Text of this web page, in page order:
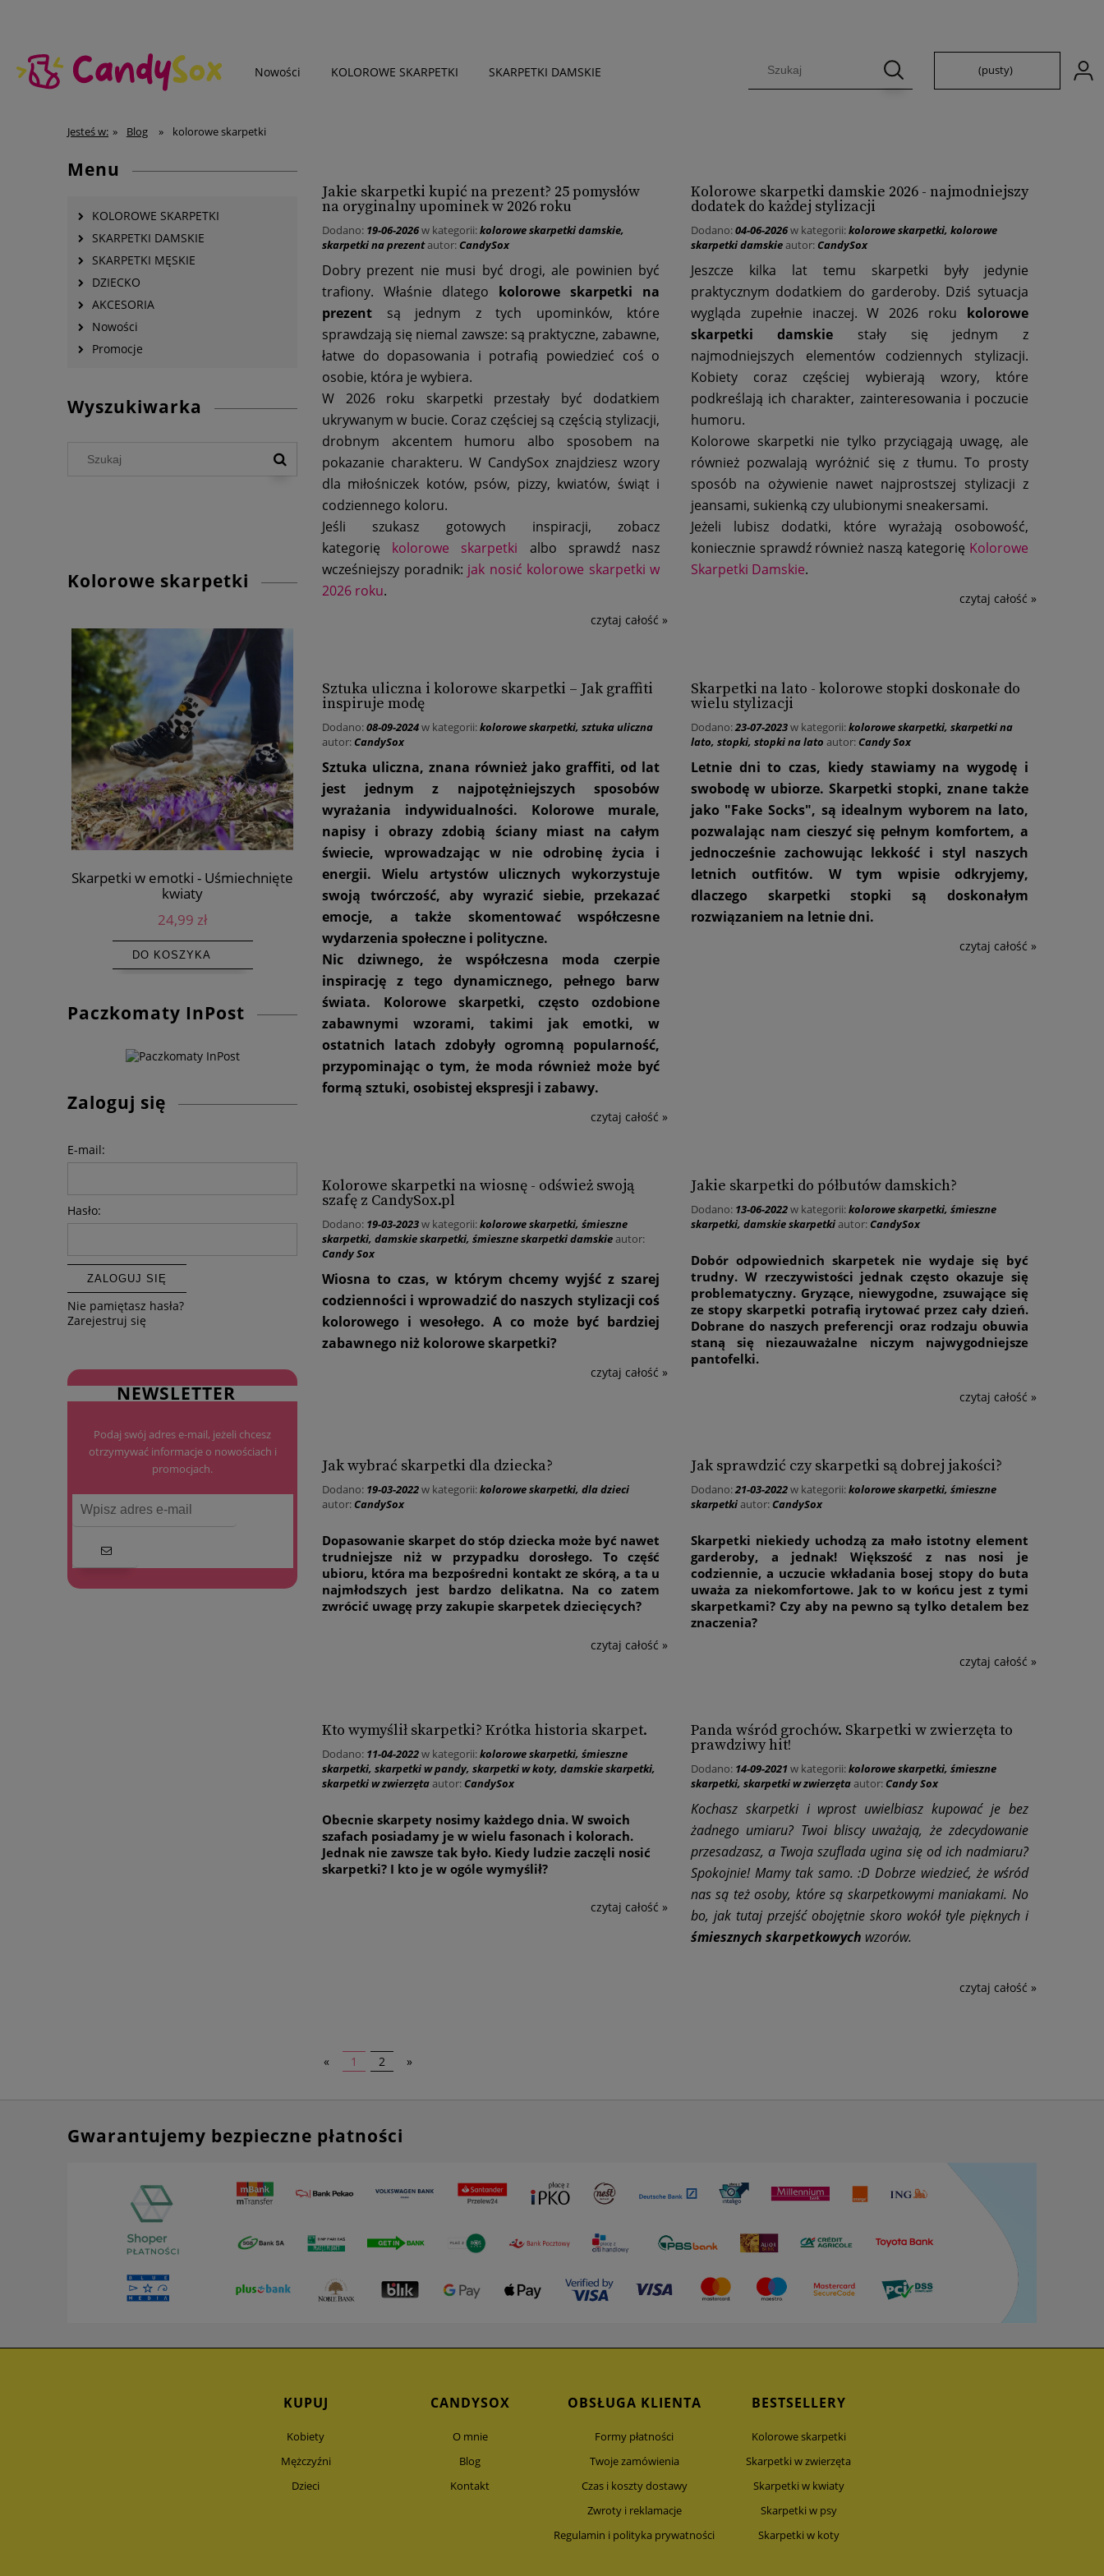
Nowości KOLOROWE SKARPETKI SKARPETKI DAMSKIE (pusty)
Jesteś w: » Blog » kolorowe skarpetki
Menu
KOLOROWE SKARPETKI
SKARPETKI DAMSKIE
SKARPETKI MĘSKIE
DZIECKO
AKCESORIA
Nowości
Promocje
Wyszukiwarka
Kolorowe skarpetki
Skarpetki w emotki - Uśmiechnięte
kwiaty
24,99 zł
DO KOSZYKA
Kolorowe skarpetki w paski CRUSH
24,99 zł
DO KOSZYKA
Śmieszne skarpetki - Skarpetki z
lodami i kawą
24,99 zł
DO KOSZYKA
Krótkie skarpetki męskie z wilkami
23,99 zł
Paczkomaty InPost
Zaloguj się
E-mail:
Hasło:
ZALOGUJ SIĘ
Nie pamiętasz hasła?
Zarejestruj się
NEWSLETTER
Podaj swój adres e-mail, jeżeli chcesz
otrzymywać informacje o nowościach i
promocjach.
Jakie skarpetki kupić na prezent? 25 pomysłów
na oryginalny upominek w 2026 roku
Dodano: 19-06-2026w kategorii:kolorowe skarpetki damskie,
skarpetki na prezentautor:CandySox
Dobry prezent nie musi być drogi, ale powinien być
trafiony. Właśnie dlatego kolorowe skarpetki na
prezent są jednym z tych upominków, które
sprawdzają się niemal zawsze: są praktyczne, zabawne,
łatwe do dopasowania i potrafią powiedzieć coś o
osobie, która je wybiera.
W 2026 roku skarpetki przestały być dodatkiem
ukrywanym w bucie. Coraz częściej są częścią stylizacji,
drobnym akcentem humoru albo sposobem na
pokazanie charakteru. W CandySox znajdziesz wzory
dla miłośniczek kotów, psów, pizzy, kwiatów, świąt i
codziennego koloru.
Jeśli szukasz gotowych inspiracji, zobacz
kategorię kolorowe skarpetki albo sprawdź nasz
wcześniejszy poradnik: jak nosić kolorowe skarpetki w
2026 roku.
czytaj całość »
Kolorowe skarpetki damskie 2026 - najmodniejszy
dodatek do każdej stylizacji
Dodano:04-06-2026w kategorii:kolorowe skarpetki, kolorowe
skarpetki damskieautor:CandySox
Jeszcze kilka lat temu skarpetki były jedynie
praktycznym dodatkiem do garderoby. Dziś sytuacja
wygląda zupełnie inaczej. W 2026 roku kolorowe
skarpetki damskie stały się jednym z
najmodniejszych elementów codziennych stylizacji.
Kobiety coraz częściej wybierają wzory, które
podkreślają ich charakter, zainteresowania i poczucie
humoru.
Kolorowe skarpetki nie tylko przyciągają uwagę, ale
również pozwalają wyróżnić się z tłumu. To prosty
sposób na ożywienie nawet najprostszej stylizacji z
jeansami, sukienką czy ulubionymi sneakersami.
Jeżeli lubisz dodatki, które wyrażają osobowość,
koniecznie sprawdź również naszą kategorię Kolorowe
Skarpetki Damskie.
czytaj całość »
Sztuka uliczna i kolorowe skarpetki – Jak graffiti
inspiruje modę
Dodano:08-09-2024w kategorii:kolorowe skarpetki, sztuka uliczna
autor:CandySox
Sztuka uliczna, znana również jako graffiti, od lat
jest jednym z najpotężniejszych sposobów
wyrażania indywidualności. Kolorowe murale,
napisy i obrazy zdobią ściany miast na całym
świecie, wprowadzając w nie odrobinę życia i
energii. Wielu artystów ulicznych wykorzystuje
swoją twórczość, aby wyrazić siebie, przekazać
emocje, a także skomentować współczesne
wydarzenia społeczne i polityczne.
Nic dziwnego, że współczesna moda czerpie
inspirację z tego dynamicznego, pełnego barw
świata. Kolorowe skarpetki, często ozdobione
zabawnymi wzorami, takimi jak emotki, w
ostatnich latach zdobyły ogromną popularność,
przypominając o tym, że moda również może być
formą sztuki, osobistej ekspresji i zabawy.
czytaj całość »
Skarpetki na lato - kolorowe stopki doskonałe do
wielu stylizacji
Dodano:23-07-2023w kategorii:kolorowe skarpetki, skarpetki na
lato, stopki, stopki na lato autor:Candy Sox
Letnie dni to czas, kiedy stawiamy na wygodę i
swobodę w ubiorze. Skarpetki stopki, znane także
jako "Fake Socks", są idealnym wyborem na lato,
pozwalając nam cieszyć się pełnym komfortem, a
jednocześnie zachowując lekkość i styl naszych
letnich outfitów. W tym wpisie odkryjemy,
dlaczego skarpetki stopki są doskonałym
rozwiązaniem na letnie dni.
czytaj całość »
Kolorowe skarpetki na wiosnę - odśwież swoją
szafę z CandySox.pl
Dodano: 19-03-2023w kategorii:kolorowe skarpetki, śmieszne
skarpetki, damskie skarpetki, śmieszne skarpetki damskieautor:
Candy Sox
Wiosna to czas, w którym chcemy wyjść z szarej
codzienności i wprowadzić do naszych stylizacji coś
kolorowego i wesołego. A co może być bardziej
zabawnego niż kolorowe skarpetki?
czytaj całość »
Jakie skarpetki do półbutów damskich?
Dodano: 13-06-2022w kategorii:kolorowe skarpetki, śmieszne
skarpetki, damskie skarpetkiautor:CandySox
Dobór odpowiednich skarpetek nie wydaje się być
trudny. W rzeczywistości jednak często okazuje się
problematyczny. Gryzące, niewygodne, zsuwające się
ze stopy skarpetki potrafią irytować przez cały dzień.
Dobrane do naszych preferencji oraz rodzaju obuwia
staną się niezauważalne niczym najwygodniejsze
pantofelki.
czytaj całość »
Jak wybrać skarpetki dla dziecka?
Dodano: 19-03-2022w kategorii:kolorowe skarpetki, dla dzieci
autor:CandySox
Dopasowanie skarpet do stóp dziecka może być nawet
trudniejsze niż w przypadku dorosłego. To część
ubioru, która ma bezpośredni kontakt ze skórą, a ta u
najmłodszych jest bardzo delikatna. Na co zatem
zwrócić uwagę przy zakupie skarpetek dziecięcych?
czytaj całość »
Jak sprawdzić czy skarpetki są dobrej jakości?
Dodano:21-03-2022w kategorii:kolorowe skarpetki, śmieszne
skarpetkiautor:CandySox
Skarpetki niekiedy uchodzą za mało istotny element
garderoby, a jednak! Większość z nas nosi je
codziennie, a uczucie wkładania bosej stopy do buta
uważa za niekomfortowe. Jak to w końcu jest z tymi
skarpetkami? Czy aby na pewno są tylko detalem bez
znaczenia?
czytaj całość »
Kto wymyślił skarpetki? Krótka historia skarpet.
Dodano: 11-04-2022w kategorii:kolorowe skarpetki, śmieszne
skarpetki, skarpetki w pandy, skarpetki w koty, damskie skarpetki,
skarpetki w zwierzętaautor:CandySox
Obecnie skarpety nosimy każdego dnia. W swoich
szafach posiadamy je w wielu fasonach i kolorach.
Jednak nie zawsze tak było. Kiedy ludzie zaczęli nosić
skarpetki? I kto je w ogóle wymyślił?
czytaj całość »
Panda wśród grochów. Skarpetki w zwierzęta to
prawdziwy hit!
Dodano: 14-09-2021w kategorii:kolorowe skarpetki, śmieszne
skarpetki, skarpetki w zwierzętaautor:Candy Sox
Kochasz skarpetki i wprost uwielbiasz kupować je bez
żadnego umiaru? Twoi bliscy uważają, że zdecydowanie
przesadzasz, a Twoja szuflada ugina się od ich nadmiaru?
Spokojnie! Mamy tak samo. :D Dobrze wiedzieć, że wśród
nas są też osoby, które są skarpetkowymi maniakami. No
bo, jak tutaj przejść obojętnie skoro wokół tyle pięknych i
śmiesznych skarpetkowych wzorów.
czytaj całość »
« 1 2 »
Gwarantujemy bezpieczne płatności
KUPUJ
Kobiety
Mężczyźni
Dzieci
CANDYSOX
O mnie
Blog
Kontakt
OBSŁUGA KLIENTA
Formy płatności
Twoje zamówienia
Czas i koszty dostawy
Zwroty i reklamacje
Regulamin i polityka prywatności
BESTSELLERY
Kolorowe skarpetki
Skarpetki w zwierzęta
Skarpetki w kwiaty
Skarpetki w psy
Skarpetki w koty